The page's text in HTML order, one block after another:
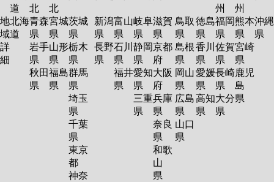
道
北
北
州
州
地
域
詳
細
北海
道
青森
県
岩手
県
秋田
県
宮城
県
山形
県
福島
県
茨城
県
栃木
県
群馬
県
埼玉
県
千葉
県
東京
都
神奈
新潟
県
長野
県
富山
県
石川
県
福井
県
岐阜
県
静岡
県
愛知
県
三重
県
滋賀
県
京都
府
大阪
府
兵庫
県
奈良
県
和歌
山
県
鳥取
県
島根
県
岡山
県
広島
県
山口
県
徳島
県
香川
県
愛媛
県
高知
県
福岡
県
佐賀
県
長崎
県
大分
県
熊本
県
宮崎
県
鹿児
島
県
沖縄
県